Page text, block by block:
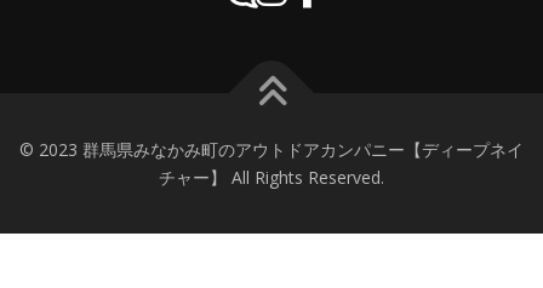
© 2023 群馬県みなかみ町のアウトドアカンパニー【ディープネイ
チャー】 All Rights Reserved.